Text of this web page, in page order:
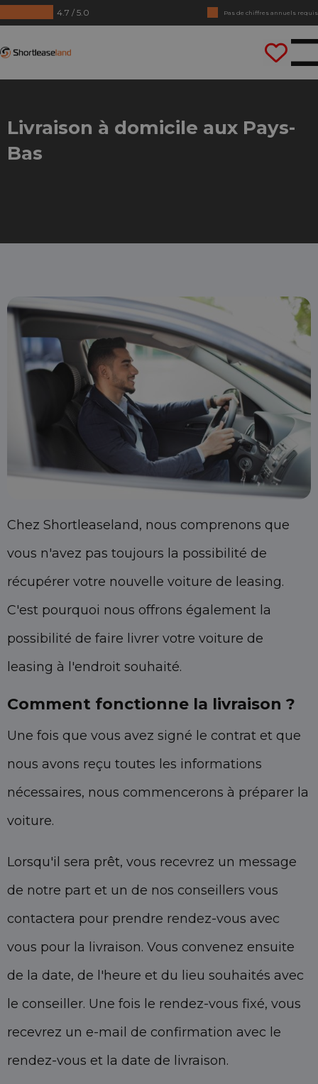
4.7 / 5.0
Pas de chiffres annuels requis
Conduisez tout de suite
Livraison à domicile aux Pays-
Bas
Chez Shortleaseland, nous comprenons que
vous n'avez pas toujours la possibilité de
récupérer votre nouvelle voiture de leasing.
C'est pourquoi nous offrons également la
possibilité de faire livrer votre voiture de
leasing à l'endroit souhaité.
Comment fonctionne la livraison ?
Une fois que vous avez signé le contrat et que
nous avons reçu toutes les informations
nécessaires, nous commencerons à préparer la
voiture.
Lorsqu'il sera prêt, vous recevrez un message
de notre part et un de nos conseillers vous
contactera pour prendre rendez-vous avec
vous pour la livraison. Vous convenez ensuite
de la date, de l'heure et du lieu souhaités avec
le conseiller. Une fois le rendez-vous fixé, vous
recevrez un e-mail de confirmation avec le
rendez-vous et la date de livraison.